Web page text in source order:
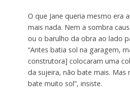
O que Jane queria mesmo era
mais nada. Nem a sombra
ou o barulho da obra ao lado
“Antes batia sol na garagem,
construtora] colocaram uma
da sujeira, não bate mais. Mas
bate muito sol”, insiste.